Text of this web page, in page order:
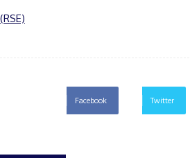
(RSE)
Facebook Twitter